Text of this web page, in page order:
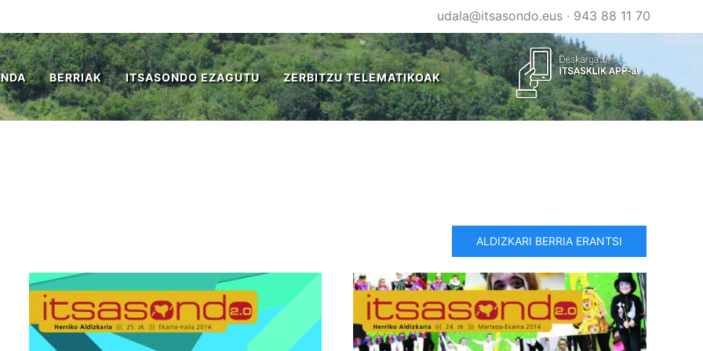
udala@itsasondo.eus· 943 88 11 70
BERRIAK ITSASONDO EZAGUTU ZERBITZU TELEMATIKOAK
ALDIZKARI BERRIA ERANTSI